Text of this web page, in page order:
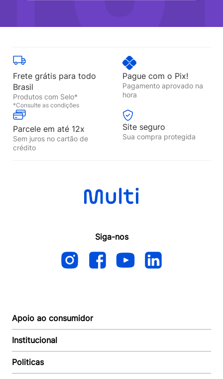
Frete grátis para todo
Brasil
Produtos com Selo*
*Consulte as condições
Pague com o Pix!
Pagamento aprovado na
hora
Parcele em até 12x
Sem juros no cartão de
crédito
Site seguro
Sua compra protegida
Siga-nos
Apoio ao consumidor
Autoatendimento
Suporte e reparo
Acompanhar Entrega
Institucional
Quem somos
Revendedor
Politicas